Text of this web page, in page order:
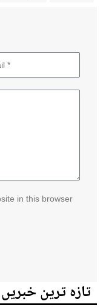
in this browser
تازہ ترین خبریں